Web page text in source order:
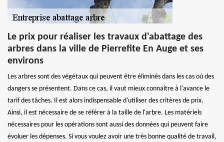
Le prix pour réaliser les travaux d'abattage des
arbres dans la ville de Pierrefite En Auge et ses
environs
Les arbres sont des végétaux qui peuvent être éliminés dans les cas où des
dangers se présentent. Dans ce cas, il vaut mieux connaître à l'avance le
tarif des tâches. Il est alors indispensable d'utiliser des critères de prix.
Ainsi, il est nécessaire de se référer à la taille de l'arbre. Les matériels
nécessaires pour les opérations sont aussi des données qui peuvent faire
évoluer les dépenses. Si vous voulez avoir une très bonne qualité de travail,